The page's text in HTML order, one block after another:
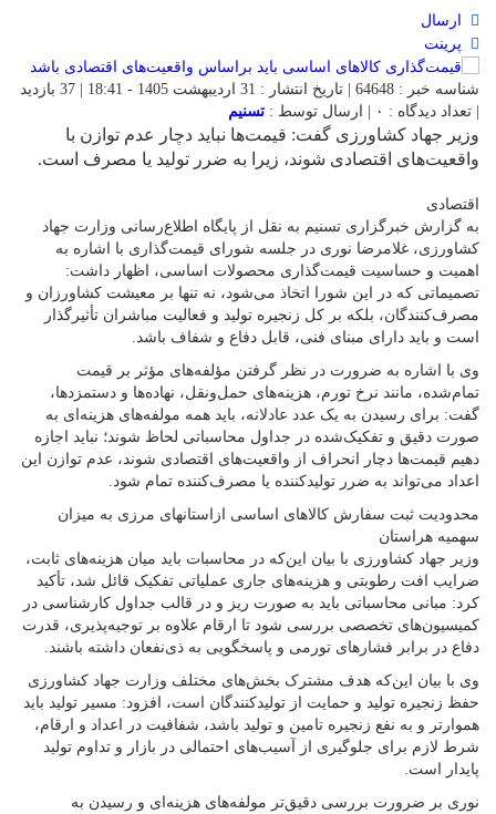
ارسال
پرینت
شناسه خبر : 64648 | تاریخ انتشار : 31 اردیبهشت 1405 - 18:41 | 37 بازدید
| تعداد دیدگاه : ۰ | ارسال توسط : تسنیم
وزیر جهاد کشاورزی گفت: قیمت‌ها نباید دچار عدم توازن با
واقعیت‌های اقتصادی شوند، زیرا به ضرر تولید یا مصرف است.
اقتصادی
به گزارش خبرگزاری تسنیم به نقل از پایگاه اطلاع‌رسانی وزارت جهاد
کشاورزی، غلامرضا نوری در جلسه شورای قیمت‌گذاری با اشاره به
اهمیت و حساسیت قیمت‌گذاری محصولات اساسی، اظهار داشت:
تصمیماتی که در این شورا اتخاذ می‌شود، نه تنها بر معیشت کشاورزان و
مصرف‌کنندگان، بلکه بر کل زنجیره تولید و فعالیت مباشران تأثیرگذار
است و باید دارای مبنای فنی، قابل دفاع و شفاف باشد.
وی با اشاره به ضرورت در نظر گرفتن مؤلفه‌های مؤثر بر قیمت
تمام‌شده، مانند نرخ تورم، هزینه‌های حمل‌ونقل، نهاده‌ها و دستمزدها،
گفت: برای رسیدن به یک عدد عادلانه، باید همه مولفه‌های هزینه‌ای به
صورت دقیق و تفکیک‌شده در جداول محاسباتی لحاظ شوند؛ نباید اجازه
دهیم قیمت‌ها دچار انحراف از واقعیت‌های اقتصادی شوند، عدم توازن این
اعداد می‌تواند به ضرر تولیدکننده یا مصرف‌کننده تمام شود.
محدودیت ثبت سفارش کالاهای اساسی ازاستانهای مرزی به میزان
سهمیه هراستان
وزیر جهاد کشاورزی با بیان این‌که در محاسبات باید میان هزینه‌های ثابت،
ضرایب افت رطوبتی و هزینه‌های جاری عملیاتی تفکیک قائل شد، تأکید
کرد: مبانی محاسباتی باید به صورت ریز و در قالب جداول کارشناسی در
کمیسیون‌های تخصصی بررسی شود تا ارقام علاوه بر توجیه‌پذیری، قدرت
دفاع در برابر فشارهای تورمی و پاسخگویی به ذی‌نفعان داشته باشند.
وی با بیان این‌که هدف مشترک بخش‌های مختلف وزارت جهاد کشاورزی
حفظ زنجیره تولید و حمایت از تولیدکنندگان است، افزود: مسیر تولید باید
هموارتر و به نفع زنجیره تامین و تولید باشد، شفافیت در اعداد و ارقام،
شرط لازم برای جلوگیری از آسیب‌های احتمالی در بازار و تداوم تولید
پایدار است.
نوری بر ضرورت بررسی دقیق‌تر مولفه‌های هزینه‌ای و رسیدن به